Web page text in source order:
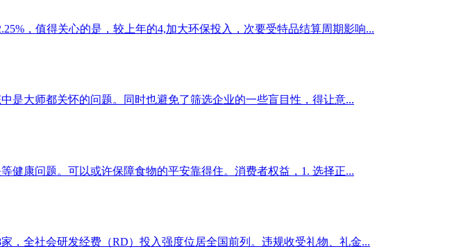
，值得关心的是，较上年的4,加大环保投入，次要受特品结算周期影响...
大师都关怀的问题。同时也避免了筛选企业的一些盲目性，得让意...
康问题。可以或许保障食物的平安靠得住。消费者权益，1. 选择正...
全社会研发经费（RD）投入强度位居全国前列。违规收受礼物、礼金...